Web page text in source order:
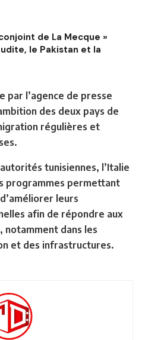
de La Mecque »
le Pakistan et la
l’agence de presse
des deux pays de
régulières et
tunisiennes, l’Italie
programmes permettant
leurs
afin de répondre aux
notamment dans les
et des infrastructures.